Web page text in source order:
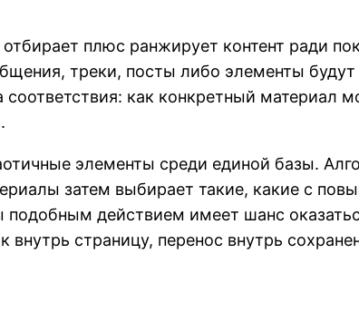
плюс ранжирует контент ради
треки, посты либо элементы
как конкретный материал
элементы среди единой базы.
затем выбирает такие, какие с
действием имеет шанс
страницу, перенос внутрь